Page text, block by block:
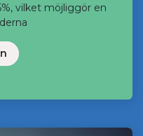
vilket möjliggör en